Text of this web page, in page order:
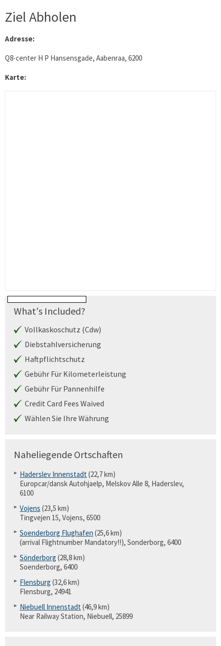
Ziel Abholen
Adresse:
Q8-center H P Hansensgade, Aabenraa, 6200
Karte:
What's Included?
Vollkaskoschutz (Cdw)
Diebstahlversicherung
Haftpflichtschutz
Gebühr Für Kilometerleistung
Gebühr Für Pannenhilfe
Credit Card Fees Waived
Wählen Sie Ihre Währung
Naheliegende Ortschaften
Haderslev Innenstadt(22,7 km)
Europcar/dansk Autohjaelp, Melskov Alle 8, Haderslev,
6100
Vojens (23,5 km)
Tingvejen 15, Vojens, 6500
Soenderborg Flughafen (25,6 km)
(arrival Flightnumber Mandatory!!), Sonderborg, 6400
Sönderborg (28,8 km)
Soenderborg, 6400
Flensburg (32,6 km)
Flensburg, 24941
Niebuell Innenstadt(46,9 km)
Near Railway Station, Niebuell, 25899